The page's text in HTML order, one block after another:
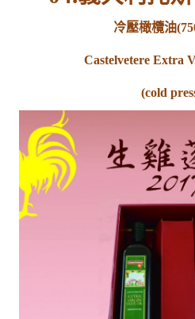
冷壓橄欖油
Castelvetere Extra
(cold